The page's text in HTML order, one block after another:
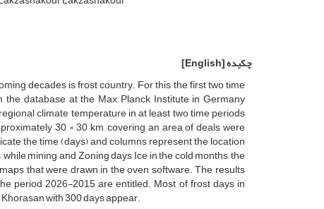
چکیده[English]
decades is frost country. For this, the first two time
database at the Max Planck Institute in Germany
climate temperature in at least two time periods
30 × 30 km, covering an area of deals were
the time (days) and columns represent the location
mining and Zoning days Ice in the cold months, the
that were drawn in the oven software. The results
period 2026-2015 are entitled. Most of frost days in
with 300 days appear.